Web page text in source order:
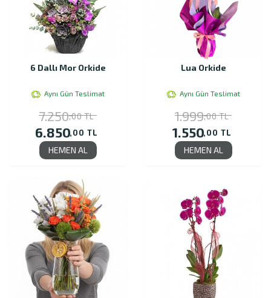
6 Dallı Mor Orkide
Aynı Gün Teslimat
7.250,00 TL
6.850,00 TL
HEMEN AL
Lua Orkide
Aynı Gün Teslimat
1.999,00 TL
1.550,00 TL
HEMEN AL